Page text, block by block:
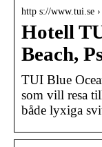
http s://www.tui.se ›
Hotell
Beach,
TUI Blue
som vill resa
både lyxiga